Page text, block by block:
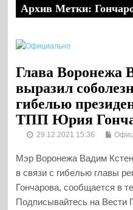
Архив Метки:
Глава Воронежа
выразил
гибелью
ТПП Юрия
29.12.2021 15:36
Мэр Воронежа Вадим
в связи с гибелью главы
Гончарова, сообщается в
Подписывайтесь на Вести